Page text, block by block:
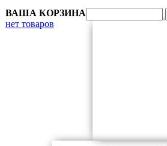
ВАША КОРЗИНА
нет товаров